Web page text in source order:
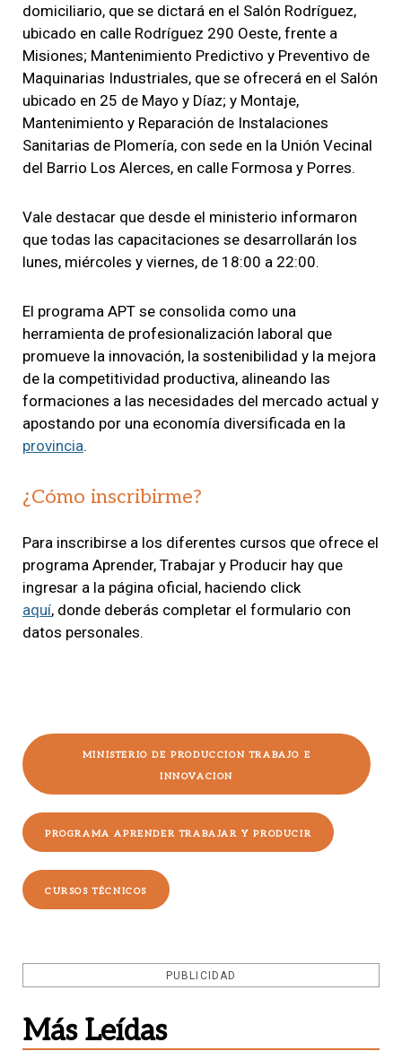
domiciliario, que se dictará en el Salón Rodríguez,
ubicado en calle Rodríguez 290 Oeste, frente a
Misiones; Mantenimiento Predictivo y Preventivo de
Maquinarias Industriales, que se ofrecerá en el Salón
ubicado en 25 de Mayo y Díaz; y Montaje,
Mantenimiento y Reparación de Instalaciones
Sanitarias de Plomería, con sede en la Unión Vecinal
del Barrio Los Alerces, en calle Formosa y Porres.
Vale destacar que desde el ministerio informaron
que todas las capacitaciones se desarrollarán los
lunes, miércoles y viernes, de 18:00 a 22:00.
El programa APT se consolida como una
herramienta de profesionalización laboral que
promueve la innovación, la sostenibilidad y la mejora
de la competitividad productiva, alineando las
formaciones a las necesidades del mercado actual y
apostando por una economía diversificada en la
provincia.
¿Cómo inscribirme?
Para inscribirse a los diferentes cursos que ofrece el
programa Aprender, Trabajar y Producir hay que
ingresar a la página oficial, haciendo click
aquí, donde deberás completar el formulario con
datos personales.
MINISTERIO DE PRODUCCION TRABAJO E
INNOVACION
PROGRAMA APRENDER TRABAJAR Y PRODUCIR
CURSOS TÉCNICOS
PUBLICIDAD
Más Leídas